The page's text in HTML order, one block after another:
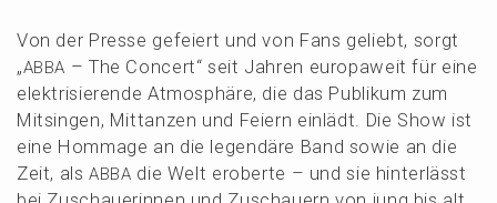
Von der Presse gefei­ert und von Fans geliebt, sorgt
„ABBA – The Concert“ seit Jahren europa­weit für eine
elektri­sie­ren­de Atmosphä­re, die das Publi­kum zum
Mitsin­gen, Mittan­zen und Feiern einlädt. Die Show ist
eine Hommage an die legen­dä­re Band sowie an die
Zeit, alsABBA die Welt erober­te – und sie hinter­lässt